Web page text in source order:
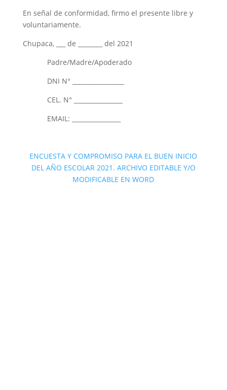
En señal de conformidad, firmo el presente libre y
voluntariamente.
Chupaca, ___ de ________ del 2021
Padre/Madre/Apoderado
DNI N°
CEL. N°
EMAIL: ________________
ENCUESTA Y COMPROMISO PARA EL BUEN INICIO
DEL AÑO ESCOLAR 2021. ARCHIVO EDITABLE Y/O
MODIFICABLE EN WORD